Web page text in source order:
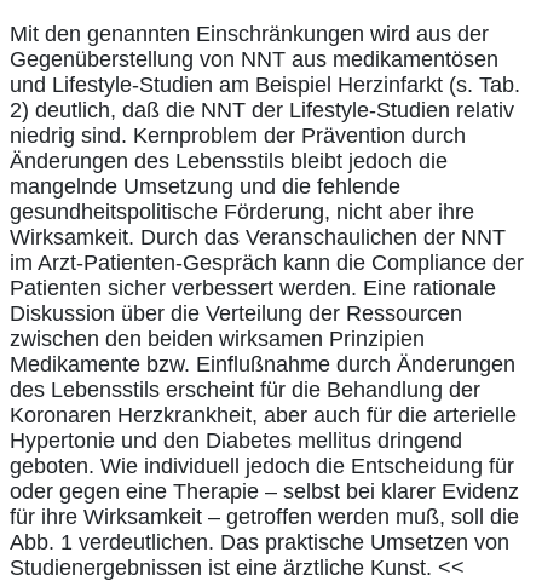
Mit den genannten Einschränkungen wird aus der
Gegenüberstellung von NNT aus medikamentösen
und Lifestyle-Studien am Beispiel Herzinfarkt (s. Tab.
2) deutlich, daß die NNT der Lifestyle-Studien relativ
niedrig sind. Kernproblem der Prävention durch
Änderungen des Lebensstils bleibt jedoch die
mangelnde Umsetzung und die fehlende
gesundheitspolitische Förderung, nicht aber ihre
Wirksamkeit. Durch das Veranschaulichen der NNT
im Arzt-Patienten-Gespräch kann die Compliance der
Patienten sicher verbessert werden. Eine rationale
Diskussion über die Verteilung der Ressourcen
zwischen den beiden wirksamen Prinzipien
Medikamente bzw. Einflußnahme durch Änderungen
des Lebensstils erscheint für die Behandlung der
Koronaren Herzkrankheit, aber auch für die arterielle
Hypertonie und den Diabetes mellitus dringend
geboten. Wie individuell jedoch die Entscheidung für
oder gegen eine Therapie – selbst bei klarer Evidenz
für ihre Wirksamkeit – getroffen werden muß, soll die
Abb. 1 verdeutlichen. Das praktische Umsetzen von
Studienergebnissen ist eine ärztliche Kunst. <<